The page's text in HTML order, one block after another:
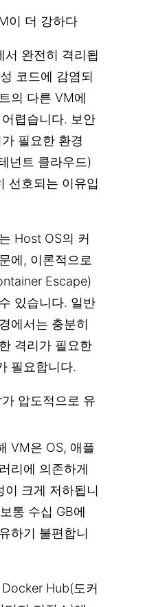
이 더 강하다
완전히 격리됩
코드에 감염되
의 다른 VM에
렵습니다. 보안
필요한 환경
넌트 클라우드)
선호되는 이유입
Host OS의 커
에, 이론적으로
Escape)
있습니다. 일반
에서는 충분히
격리가 필요한
필요합니다.
압도적으로 유
VM은 OS, 애플
리에 의존하게
크게 저하됩니
통 수십 GB에
하기 불편합니
Hub(도커